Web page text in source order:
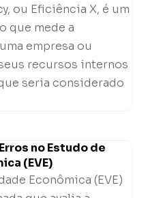
ou Eficiência X, é um
que mede a
empresa ou
recursos internos
seria considerado
no Estudo de
(EVE)
Econômica (EVE)